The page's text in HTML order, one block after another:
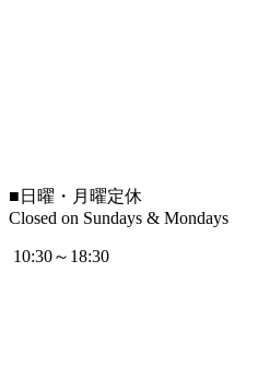
■ 日曜・月曜定休
Closed on Sundays & Mondays
10:30～18:30